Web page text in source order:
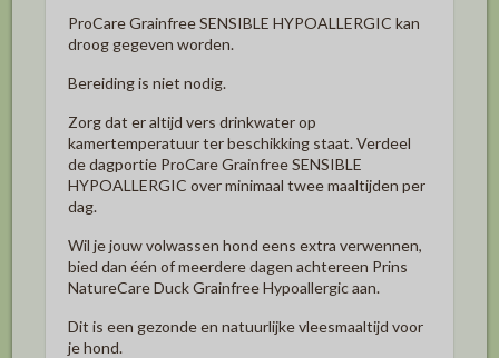
ProCare Grainfree SENSIBLE HYPOALLERGIC kan
droog gegeven worden.
Bereiding is niet nodig.
Zorg dat er altijd vers drinkwater op
kamertemperatuur ter beschikking staat. Verdeel
de dagportie ProCare Grainfree SENSIBLE
HYPOALLERGIC over minimaal twee maaltijden per
dag.
Wil je jouw volwassen hond eens extra verwennen,
bied dan één of meerdere dagen achtereen Prins
NatureCare Duck Grainfree Hypoallergic aan.
Dit is een gezonde en natuurlijke vleesmaaltijd voor
je hond.